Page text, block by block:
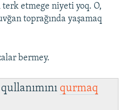
terk etmege niyeti yoq. O,
toprağında yaşamaq
bermey.
qurmaq